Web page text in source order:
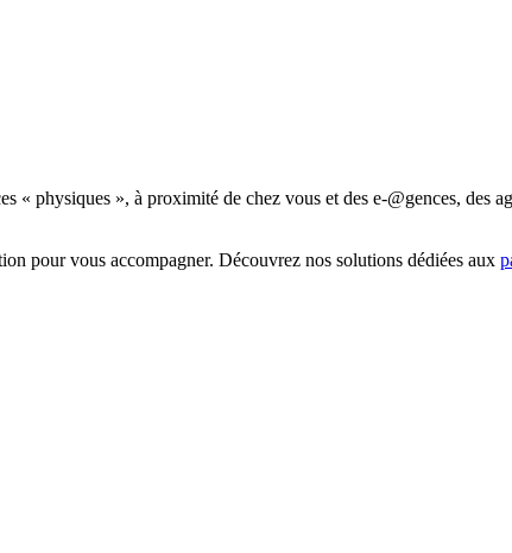
« physiques », à proximité de chez vous et des e-@gences, des
pour vous accompagner. Découvrez nos solutions dédiées aux